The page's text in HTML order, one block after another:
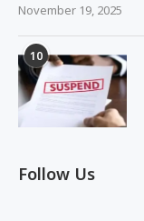
November 19, 2025
10
Follow Us